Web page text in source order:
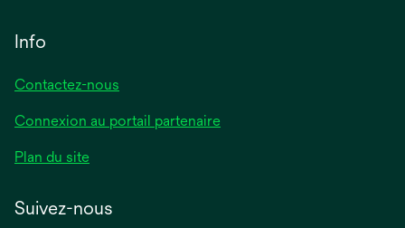
Info
Contactez-nous
Connexion au portail partenaire
Plan du site
Suivez-nous